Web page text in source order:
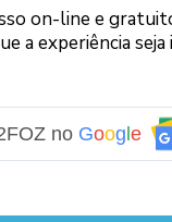
on-line e
a experiência
no Goog le